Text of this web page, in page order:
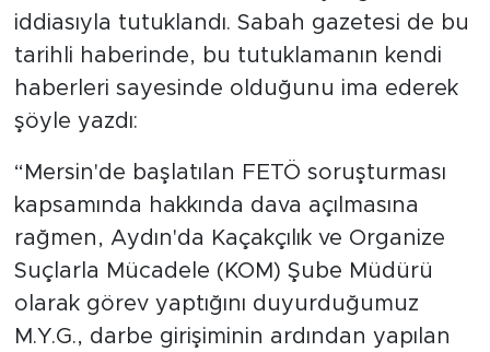
iddiasıyla tutuklandı. Sabah gazetesi de bu
tarihli haberinde, bu tutuklamanın kendi
haberleri sayesinde olduğunu ima ederek
şöyle yazdı:
“Mersin'de başlatılan FETÖ soruşturması
kapsamında hakkında dava açılmasına
rağmen, Aydın'da Kaçakçılık ve Organize
Suçlarla Mücadele (KOM) Şube Müdürü
olarak görev yaptığını duyurduğumuz
M.Y.G., darbe girişiminin ardından yapılan